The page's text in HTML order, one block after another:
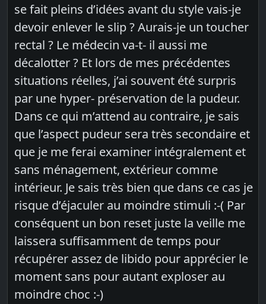
se fait pleins d’idées avant du style vais-je
devoir enlever le slip ? Aurais-je un toucher
rectal ? Le médecin va-t- il aussi me
décalotter ? Et lors de mes précédentes
situations réelles, j’ai souvent été surpris
par une hyper- préservation de la pudeur.
Dans ce qui m’attend au contraire, je sais
que l’aspect pudeur sera très secondaire et
que je me ferai examiner intégralement et
sans ménagement, extérieur comme
intérieur. Je sais très bien que dans ce cas je
risque d’éjaculer au moindre stimuli :-( Par
conséquent un bon reset juste la veille me
laissera suffisamment de temps pour
récupérer assez de libido pour apprécier le
moment sans pour autant exploser au
moindre choc :-)